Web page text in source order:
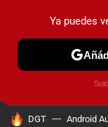
PRUEBAS
HOY SE HABLA DE
DGT Android
Ya puedes